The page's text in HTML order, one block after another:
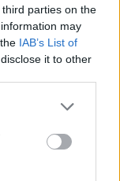
parties on the
may
IAB’s List of
it to other